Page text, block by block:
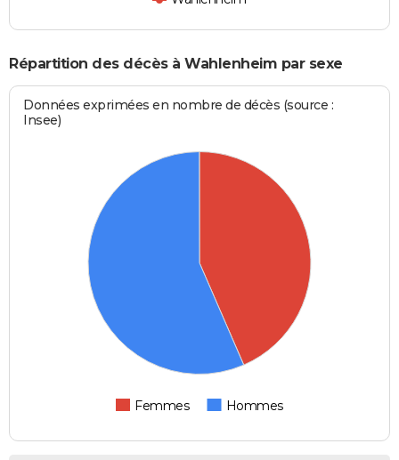
Répartition des décès à Wahlenheim par sexe
Données exprimées en nombre de décès (source :
Insee)
Femmes Hommes